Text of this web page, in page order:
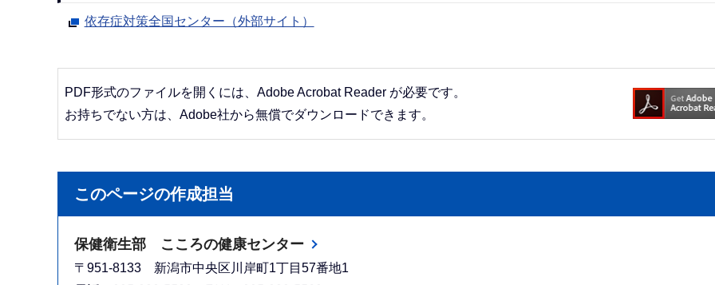
依存症対策全国センター（外部サイト）
PDF形式のファイルを開くには、Adobe Acrobat Reader が必要です。
お持ちでない方は、Adobe社から無償でダウンロードできます。
このページの作成担当
保健衛生部 こころの健康センター
〒951-8133 新潟市中央区川岸町1丁目57番地1